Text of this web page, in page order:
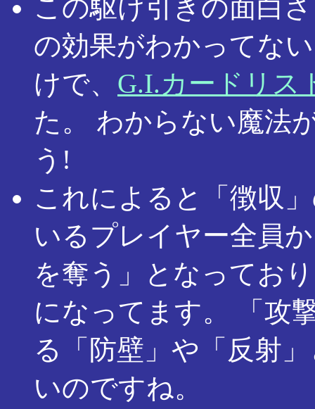
この駆け引きの面白
の効果がわかってな
けで、 G.I.カードリス
た。 わからない魔法
う!
これによると「徴収
いるプレイヤー全員
を奪う」となってお
になってます。 「攻
る「防壁」や「反射
いのですね。